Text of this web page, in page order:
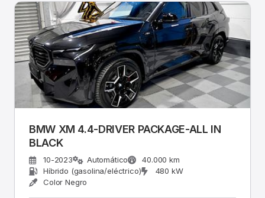
BMW XM 4.4-DRIVER PACKAGE-ALL IN
BLACK
10-2023 Automático
40.000 km
Híbrido (gasolina/eléctrico)
480 kW
Color Negro